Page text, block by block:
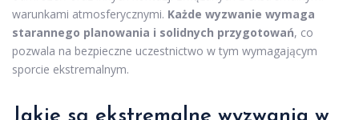
warunkami atmosferycznymi. Każde wyzwanie wymaga
starannego planowania i solidnych przygotowań, co
pozwala na bezpieczne uczestnictwo w tym wymagającym
sporcie ekstremalnym.